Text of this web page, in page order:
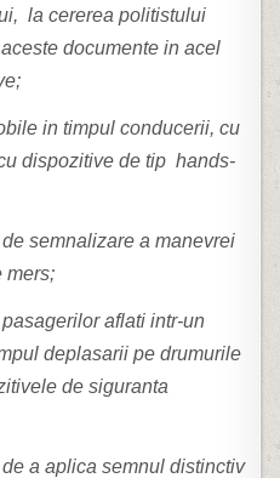
la cererea politistului
documente in acel
in timpul conducerii, cu
dispozitive de tip hands-
semnalizare a manevrei
mers;
aflati intr-un
deplasarii pe drumurile
de siguranta
a aplica semnul distinctiv